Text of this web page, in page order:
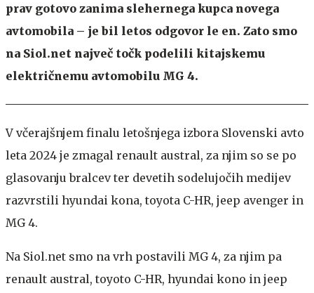
prav gotovo zanima slehernega kupca novega
avtomobila – je bil letos odgovor le en. Zato smo
na Siol.net največ točk podelili kitajskemu
električnemu avtomobilu MG 4.
V včerajšnjem finalu letošnjega izbora Slovenski avto
leta 2024 je zmagal renault austral, za njim so se po
glasovanju bralcev ter devetih sodelujočih medijev
razvrstili hyundai kona, toyota C-HR, jeep avenger in
MG 4.
Na Siol.net smo na vrh postavili MG 4, za njim pa
renault austral, toyoto C-HR, hyundai kono in jeep